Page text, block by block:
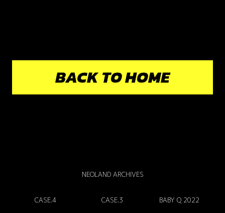
BACK TO HOME
NEOLAND ARCHIVES
CASE.4 CASE.3
BABY Q 2022